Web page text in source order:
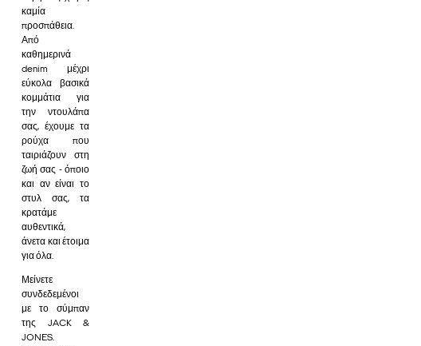
καμία
προσπάθεια.
Από
καθημερινά
denim μέχρι
εύκολα βασικά
κομμάτια για
την ντουλάπα
σας, έχουμε τα
ρούχα που
ταιριάζουν στη
ζωή σας - όποιο
και αν είναι το
στυλ σας, τα
κρατάμε
αυθεντικά,
άνετα και έτοιμα
για όλα.
Μείνετε
συνδεδεμένοι
με το σύμπαν
της JACK &
JONES.